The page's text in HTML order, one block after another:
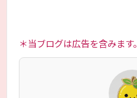
＊当ブログは広告を含みます。